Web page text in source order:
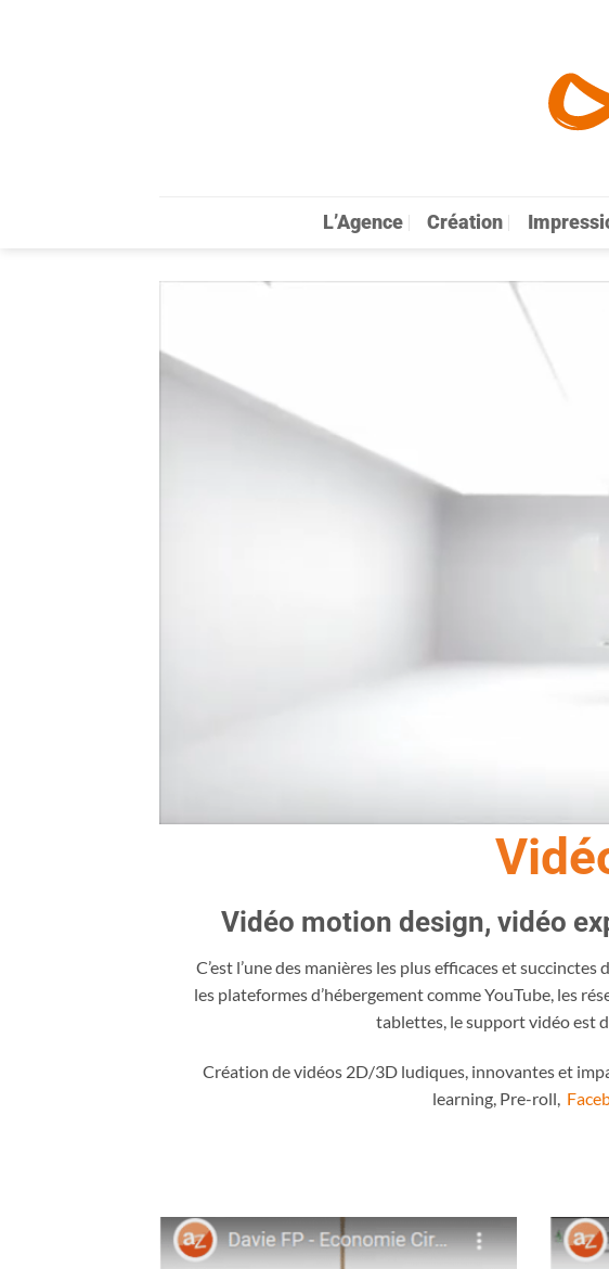
L’Agence Création
Vidéo motion design, vidéo
C’est l’une des manières les plus efficaces et
les plateformes d’hébergement comme YouTube, les
tablettes, le support vidéo est
Création de vidéos 2D/3D ludiques, innovantes et
learning, Pre-roll,